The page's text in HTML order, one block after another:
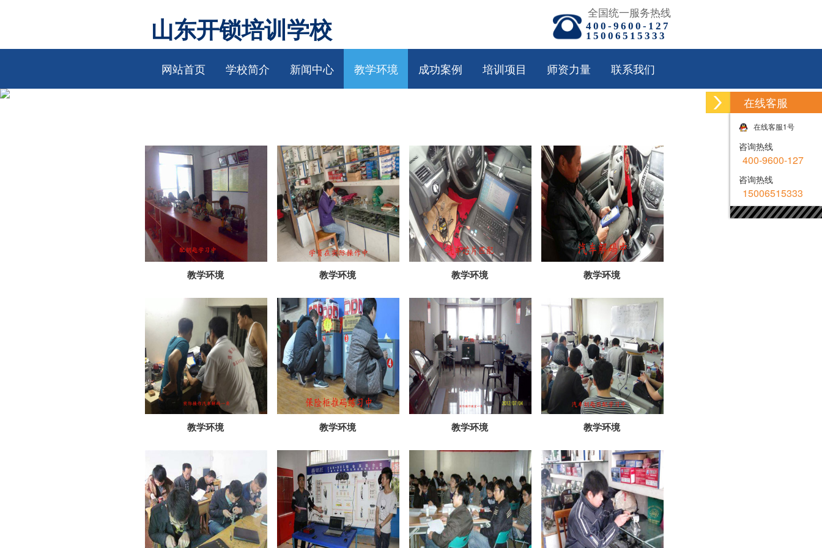
山东开锁培训学校
全国统一服务热线
400-9600-127
15006515333
网站首页 学校简介 新闻中心 教学环境 成功案例 培训项目 师资力量 联系我们
教学环境 教学环境 教学环境 教学环境
教学环境 教学环境 教学环境 教学环境
在线客服
在线客服1号
咨询热线
400-9600-127
咨询热线
15006515333